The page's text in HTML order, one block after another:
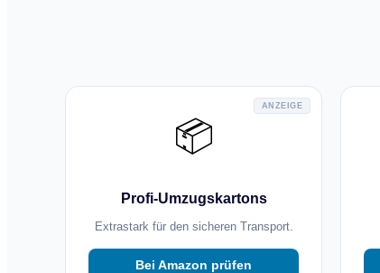
ANZEIGE
📦
Profi-Umzugskartons
Extrastark für den sicheren Transport.
Bei Amazon prüfen